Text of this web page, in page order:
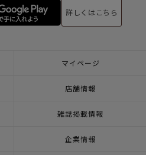
詳しくはこちら
マイページ
店舗情報
雑誌掲載情報
企業情報